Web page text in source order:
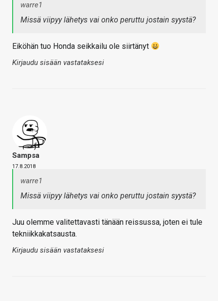
warre1
Missä viipyy lähetys vai onko peruttu jostain syystä?
Eiköhän tuo Honda seikkailu ole siirtänyt
Kirjaudu sisään vastataksesi
Sampsa
17.8.2018
warre1
Missä viipyy lähetys vai onko peruttu jostain syystä?
Juu olemme valitettavasti tänään reissussa, joten ei tule
tekniikkakatsausta.
Kirjaudu sisään vastataksesi